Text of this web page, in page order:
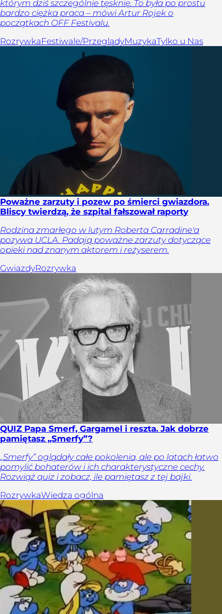
którym dziś szczególnie tęsknię. To była po prostu
bardzo ciężka praca – mówi Artur Rojek o
początkach OFF Festivalu.
RozrywkaFestiwale/PrzeglądyMuzykaTylko u Nas
Poważne zarzuty i pozew po śmierci gwiazdora.
Bliscy twierdzą, że szpital fałszował raporty
Rodzina zmarłego w lutym Roberta Carradine'a
pozywa UCLA. Padają poważne zarzuty dotyczące
opieki nad znanym aktorem i reżyserem.
GwiazdyRozrywka
QUIZ Papa Smerf, Gargamel i reszta. Jak dobrze
pamiętasz „Smerfy”?
„Smerfy” oglądały całe pokolenia, ale po latach łatwo
pomylić bohaterów i ich charakterystyczne cechy.
Rozwiąż quiz i zobacz, ile pamiętasz z tej bajki.
RozrywkaWiedza ogólna